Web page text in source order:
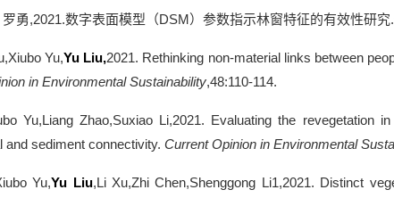
罗勇,2021.数字表面模型（DSM）参数指示林窗特征的有效性研究.
Yu,Yu Liu,2021. Rethinking non-material links between
in Environmental Sustainability,48:110-114.
Yu,Liang Zhao,Suxiao Li,2021. Evaluating the revegetation
and sediment connectivity. Current Opinion in Environmental
Yu,Yu Liu,Li Xu,Zhi Chen,Shenggong Li1,2021. Distinct